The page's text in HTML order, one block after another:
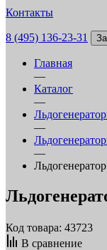
Контакты
8 (495) 136-23-31
Главная
—
Каталог
—
—
—
Код товара: 43723
В сравнение